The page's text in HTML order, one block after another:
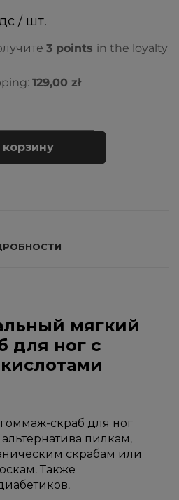
/ шт.
3 points in the loyalty
129,00 zł
корзину
мягкий
для ног с
скраб для ног
пилкам,
скрабам или
Также